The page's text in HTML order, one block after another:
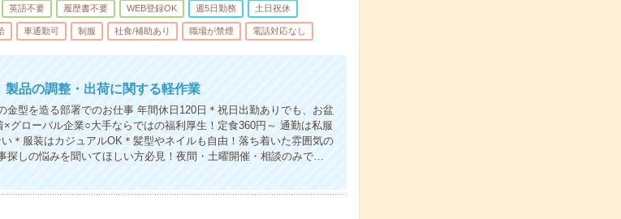
英語不要 履歴書不要 WEB登録OK 週5日勤務 土日祝休
車通勤可 制服 社食/補助あり 職場が禁煙 電話対応なし
製品の調整・出荷に関する軽作業
金型を造る部署でのお仕事 年間休日120日＊祝日出勤ありでも、お盆
グローバル企業○大手ならではの福利厚生！定食360円～ 通勤は私服
＊服装はカジュアルOK＊髪型やネイルも自由！落ち着いた雰囲気の
探しの悩みを聞いてほしい方必見！夜間・土曜開催・相談のみで…